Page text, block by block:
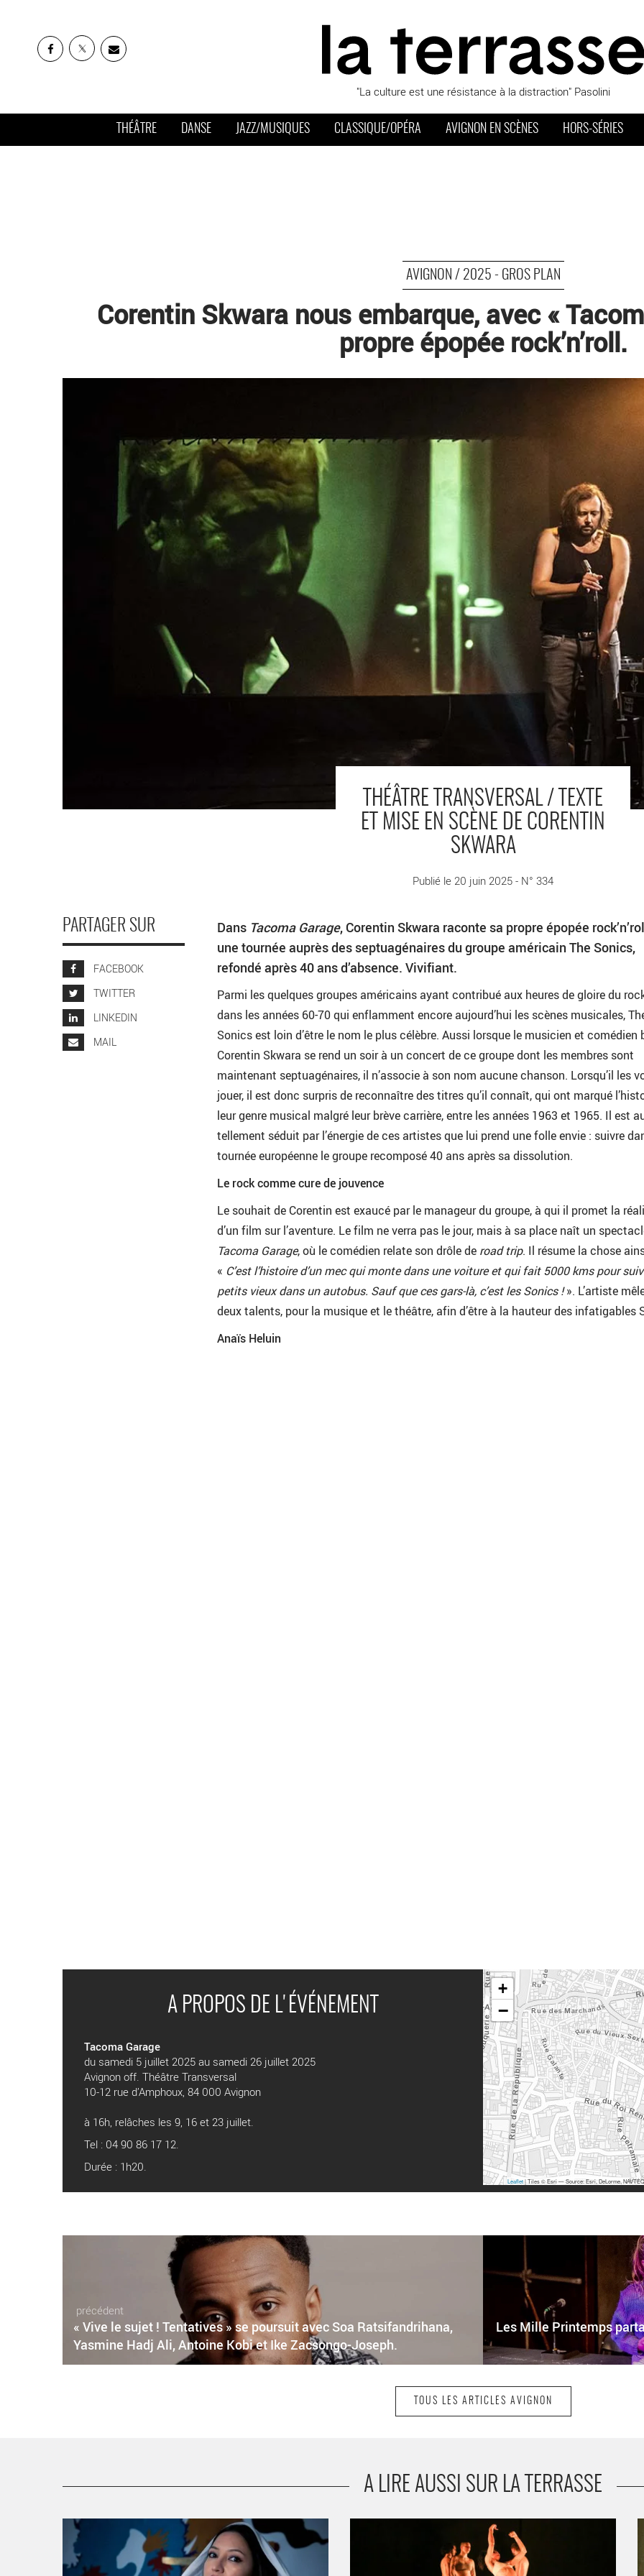
"La culture est une résistance à la distraction" Pasolini
THÉÂTRE DANSE JAZZ/MUSIQUES CLASSIQUE/OPÉRA AVIGNON EN SCÈNES HORS-SÉRIES
AVIGNON / 2025 - GROS PLAN
Corentin Skwara nous embarque, avec «
propre épopée rock’n’roll.
THÉÂTRE TRANSVERSAL / TEXTE
ET MISE EN SCÈNE DE CORENTIN
SKWARA
Publié le 20 juin 2025 - N° 334
PARTAGER SUR
FACEBOOK
TWITTER
LINKEDIN
MAIL
Dans Tacoma Garage, Corentin Skwara raconte sa propre épopée
une tournée auprès des septuagénaires du groupe américain The Sonics,
refondé après 40 ans d’absence. Vivifiant.
Parmi les quelques groupes américains ayant contribué aux heures de gloire du
dans les années 60-70 qui enflamment encore aujourd’hui les scènes musicales,
Sonics est loin d’être le nom le plus célèbre. Aussi lorsque le musicien et comédien
Corentin Skwara se rend un soir à un concert de ce groupe dont les membres sont
maintenant septuagénaires, il n’associe à son nom aucune chanson. Lorsqu’il les
jouer, il est donc surpris de reconnaître des titres qu’il connaît, qui ont marqué
leur genre musical malgré leur brève carrière, entre les années 1963 et 1965. Il est
tellement séduit par l’énergie de ces artistes que lui prend une folle envie : suivre
tournée européenne le groupe recomposé 40 ans après sa dissolution.
Le rock comme cure de jouvence
Le souhait de Corentin est exaucé par le manageur du groupe, à qui il promet la
d’un film sur l’aventure. Le film ne verra pas le jour, mais à sa place naît un
Tacoma Garage, où le comédien relate son drôle de road trip. Il résume la chose
« C’est l’histoire d’un mec qui monte dans une voiture et qui fait 5000 kms pour
petits vieux dans un autobus. Sauf que ces gars-là, c’est les Sonics! ». L’artiste
deux talents, pour la musique et le théâtre, afin d’être à la hauteur des infatigables
Anaïs Heluin
A PROPOS DE L'ÉVÉNEMENT
Tacoma Garage
du samedi 5 juillet 2025 au samedi 26 juillet 2025
Avignon off. Théâtre Transversal
10-12 rue d’Amphoux, 84 000 Avignon
à 16h, relâches les 9, 16 et 23 juillet.
Tel : 04 90 86 17 12.
Durée : 1h20.
+
−
Leaflet| Tiles © Esri — Source: Esri, DeLorme,
précédent
« Vive le sujet ! Tentatives » se poursuit avec Soa Ratsifandrihana,
Yasmine Hadj Ali, Antoine Kobi et Ike Zacsongo-Joseph.
Les Mille Printemps
TOUS LES ARTICLES AVIGNON
A LIRE AUSSI SUR LA TERRASSE
« One’s own room Inside Kabul », de Caroline Gillet et
Kubra Kadhemi, donne voix et espace aux femmes
afghanes. - Critique sortie Avignon / 2025 Avignon
Festival d’Avignon. Cloître Saint-Louis
« Icône(s) » de Sandrine Lescourant, une danse de
résistance entre joie et rage - Critique sortie Avignon /
2025 Avignon Avignon Off. CDCN Les Hivernales